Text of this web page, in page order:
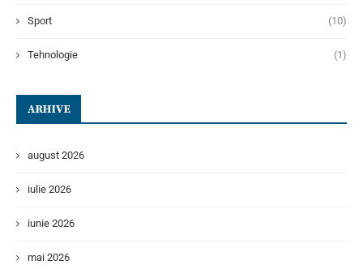
Sport (10)
Tehnologie (1)
ARHIVE
august 2026
iulie 2026
iunie 2026
mai 2026